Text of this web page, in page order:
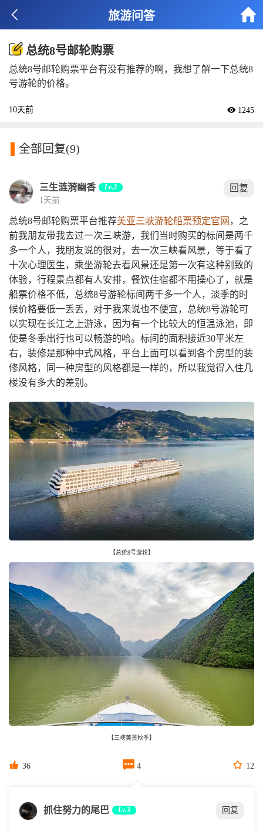
 旅游问答 
总统8号邮轮购票
总统8号邮轮购票平台有没有推荐的啊，我想了解一下总统8
号游轮的价格。
10天前  1245
全部回复(9)
三生涟漪幽香 Lv.3
1天前
回复
总统8号邮轮购票平台推荐美亚三峡游轮船票预定官网 ，之
前我朋友带我去过一次三峡游，我们当时购买的标间是两千
多一个人，我朋友说的很对，去一次三峡看风景，等于看了
十次心理医生，乘坐游轮去看风景还是第一次有这种别致的
体验，行程景点都有人安排，餐饮住宿都不用操心了，就是
船票价格不低，总统8号游轮标间两千多一个人，淡季的时
候价格要低一丢丢，对于我来说也不便宜，总统8号游轮可
以实现在长江之上游泳，因为有一个比较大的恒温泳池，即
使是冬季出行也可以畅游的哈。标间的面积接近30平米左
右，装修是那种中式风格，平台上面可以看到各个房型的装
修风格，同一种房型的风格都是一样的，所以我觉得入住几
楼没有多大的差别。
【总统8号游轮】
【三峡美景秋季】
 36  4  12
抓住努力的尾巴 Lv.3 回复